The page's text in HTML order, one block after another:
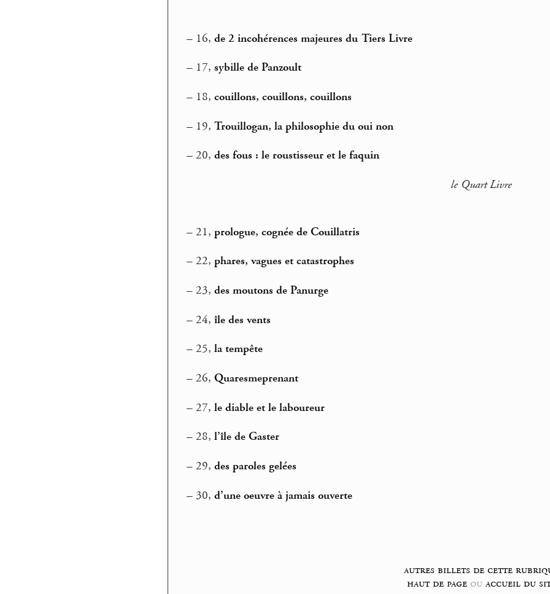
– 16, de 2 incohérences majeures du Tiers Livre
– 17, sybille de Panzoult
– 18, couillons, couillons, couillons
– 19, Trouillogan, la philosophie du oui non
– 20, des fous : le roustisseur et le faquin
le Quart Livre
– 21, prologue, cognée de Couillatris
– 22, phares, vagues et catastrophes
– 23, des moutons de Panurge
– 24, île des vents
– 25, la tempête
– 26, Quaresmeprenant
– 27, le diable et le laboureur
– 28, l’île de Gaster
– 29, des paroles gelées
– 30, d’une oeuvre à jamais ouverte
autres billets de cette
haut de pageouaccueil du